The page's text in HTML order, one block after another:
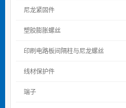
尼龙紧固件
塑胶膨胀螺丝
印刷电路板间隔柱与尼龙螺丝
线材保护件
端子